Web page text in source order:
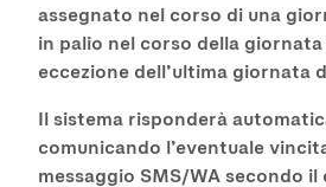
assegnato nel corso di una
in palio nel corso della giornata
eccezione dell’ultima giornata
Il sistema risponderà
comunicando l’eventuale
messaggio SMS/WA secondo